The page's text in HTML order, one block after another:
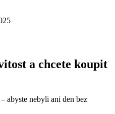
a chcete koupit
abyste nebyli ani den bez